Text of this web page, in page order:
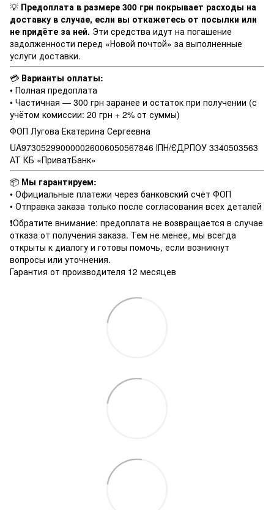
💡 Предоплата в размере 300 грн покрывает расходы на
доставку в случае, если вы откажетесь от посылки или
не придёте за ней. Эти средства идут на погашение
задолженности перед «Новой почтой» за выполненные
услуги доставки.
💳 Варианты оплаты:
• Полная предоплата
• Частичная — 300 грн заранее и остаток при получении (с
учётом комиссии: 20 грн + 2% от суммы)
ФОП Лугова Екатерина Сергеевна
UA973052990000026006050567846 ІПН/ЄДРПОУ 3340503563
АТ КБ «ПриватБанк»
📦 Мы гарантируем:
• Официальные платежи через банковский счёт ФОП
• Отправка заказа только после согласования всех деталей
❗️Обратите внимание: предоплата не возвращается в случае
отказа от получения заказа. Тем не менее, мы всегда
открыты к диалогу и готовы помочь, если возникнут
вопросы или уточнения.
Гарантия от производителя 12 месяцев